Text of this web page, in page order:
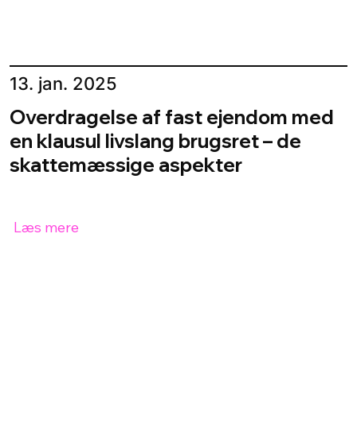
13. jan. 2025
Overdragelse af fast ejendom med
en klausul livslang brugsret – de
skattemæssige aspekter
Læs mere